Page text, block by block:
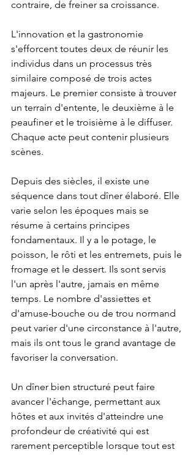
contraire, de freiner sa croissance.
L'innovation et la gastronomie
s'efforcent toutes deux de réunir les
individus dans un processus très
similaire composé de trois actes
majeurs. Le premier consiste à trouver
un terrain d'entente, le deuxième à le
peaufiner et le troisième à le diffuser.
Chaque acte peut contenir plusieurs
scènes.
Depuis des siècles, il existe une
séquence dans tout dîner élaboré. Elle
varie selon les époques mais se
résume à certains principes
fondamentaux. Il y a le potage, le
poisson, le rôti et les entremets, puis le
fromage et le dessert. Ils sont servis
l'un après l'autre, jamais en même
temps. Le nombre d'assiettes et
d'amuse-bouche ou de trou normand
peut varier d'une circonstance à l'autre,
mais ils ont tous le grand avantage de
favoriser la conversation.
Un dîner bien structuré peut faire
avancer l'échange, permettant aux
hôtes et aux invités d'atteindre une
profondeur de créativité qui est
rarement perceptible lorsque tout est